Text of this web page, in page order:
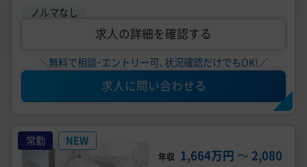
ノルマなし
求人の詳細を確認する
＼無料で相談・エントリー可、状況確認だけでもOK!／
求人に問い合わせる
常勤 NEW
年収 1,664万円 〜 2,080